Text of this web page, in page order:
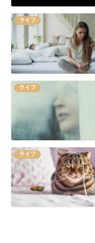
ライフ
ライフ
ライフ